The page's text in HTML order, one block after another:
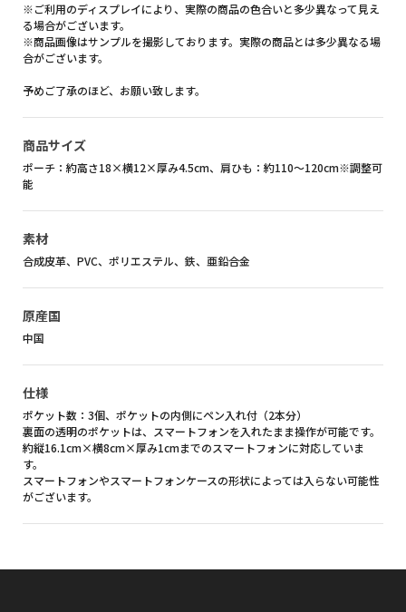
※ご利用のディスプレイにより、実際の商品の色合いと多少異なって見え
る場合がございます。
※商品画像はサンプルを撮影しております。実際の商品とは多少異なる場
合がございます。
予めご了承のほど、お願い致します。
商品サイズ
ポーチ：約高さ18×横12×厚み4.5cm、肩ひも：約110～120cm※調整可
能
素材
合成皮革、PVC、ポリエステル、鉄、亜鉛合金
原産国
中国
仕様
ポケット数：3個、ポケットの内側にペン入れ付（2本分）
裏面の透明のポケットは、スマートフォンを入れたまま操作が可能です。
約縦16.1cm×横8cm×厚み1cmまでのスマートフォンに対応していま
す。
スマートフォンやスマートフォンケースの形状によっては入らない可能性
がございます。